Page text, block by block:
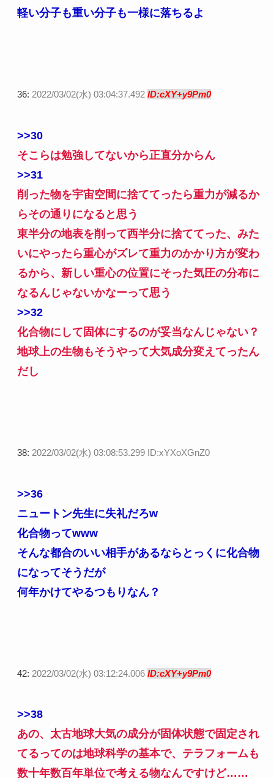
軽い分子も重い分子も一様に落ちるよ
36: 2022/03/02(水) 03:04:37.492 ID:cXY+y9Pm0
>>30
そこらは勉強してないから正直分からん
>>31
削った物を宇宙空間に捨ててったら重力が減るか
らその通りになると思う
東半分の地表を削って西半分に捨ててった、みた
いにやったら重心がズレて重力のかかり方が変わ
るから、新しい重心の位置にそった気圧の分布に
なるんじゃないかなーって思う
>>32
化合物にして固体にするのが妥当なんじゃない？
地球上の生物もそうやって大気成分変えてったん
だし
38: 2022/03/02(水) 03:08:53.299 ID:xYXoXGnZ0
>>36
ニュートン先生に失礼だろw
化合物ってwww
そんな都合のいい相手があるならとっくに化合物
になってそうだが
何年かけてやるつもりなん？
42: 2022/03/02(水) 03:12:24.006 ID:cXY+y9Pm0
>>38
あの、太古地球大気の成分が固体状態で固定され
てるってのは地球科学の基本で、テラフォームも
数十年数百年単位で考える物なんですけど……